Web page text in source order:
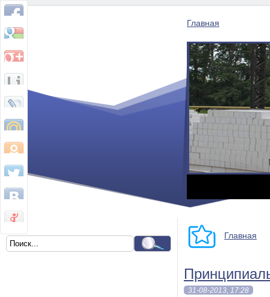
Главная
Главная
31-08-2013, 17:28